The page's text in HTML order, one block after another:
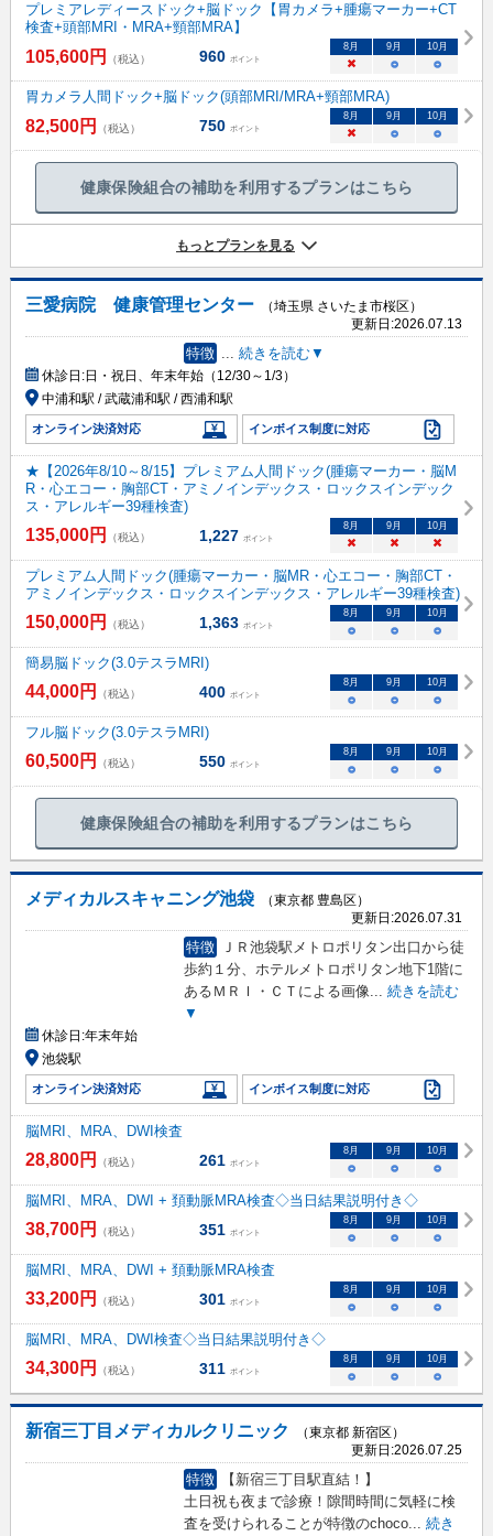
プレミアレディースドック+脳ドック【胃カメラ+腫瘍マーカー+CT
検査+頭部MRI・MRA+頸部MRA】
105,600円 （税込） 960 ポイント
8月 9月 10月
× ○ ○
胃カメラ人間ドック+脳ドック(頭部MRI/MRA+頸部MRA)
82,500円 （税込） 750 ポイント
8月 9月 10月
× ○ ○
健康保険組合の補助を利用するプランはこちら
もっとプランを見る
三愛病院 健康管理センター
（埼玉県 さいたま市桜区）
更新日:2026.07.13
特徴 続きを読む▼
休診日:日・祝日、年末年始（12/30～1/3）
中浦和駅 / 武蔵浦和駅 / 西浦和駅
オンライン決済対応 インボイス制度に対応
★【2026年8/10～8/15】プレミアム人間ドック(腫瘍マーカー・脳M
R・心エコー・胸部CT・アミノインデックス・ロックスインデック
ス・アレルギー39種検査)
135,000円 （税込） 1,227 ポイント
8 月 9 月 10月
× × ×
プレミアム人間ドック(腫瘍マーカー・脳MR・心エコー・胸部CT・
アミノインデックス・ロックスインデックス・アレルギー39種検査)
150,000円 （税込） 1,363 ポイント
8 月 9 月 10月
○ ○ ○
簡易脳ドック(3.0テスラMRI)
44,000円 （税込） 400 ポイント
8 月 9 月 10月
○ ○ ○
フル脳ドック(3.0テスラMRI)
60,500円 （税込） 550 ポイント
8 月 9 月 10月
○ ○ ○
健康保険組合の補助を利用するプランはこちら
メディカルスキャニング池袋
（東京都 豊島区）
更新日:2026.07.31
特徴
ＪＲ池袋駅メトロポリタン出口から徒
歩約１分、ホテルメトロポリタン地下1階に
あるＭＲＩ・ＣＴによる画像
続きを読む
▼
休診日:年末年始
池袋駅
オンライン決済対応 インボイス制度に対応
脳MRI、MRA、DWI検査
28,800円 （税込） 261 ポイント
8 月 9 月 10月
○ ○ ○
脳MRI、MRA、DWI + 頚動脈MRA検査◇当日結果説明付き◇
38,700円 （税込） 351 ポイント
8 月 9 月 10月
○ ○ ○
脳MRI、MRA、DWI + 頚動脈MRA検査
33,200円 （税込） 301 ポイント
8 月 9 月 10月
○ ○ ○
脳MRI、MRA、DWI検査◇当日結果説明付き◇
34,300円 （税込） 311 ポイント
8 月 9 月 10月
○ ○ ○
新宿三丁目メディカルクリニック
（東京都 新宿区）
更新日:2026.07.25
特徴
【新宿三丁目駅直結！】
土日祝も夜まで診療！隙間時間に気軽に検
査を受けられることが特徴のchoco... 続き